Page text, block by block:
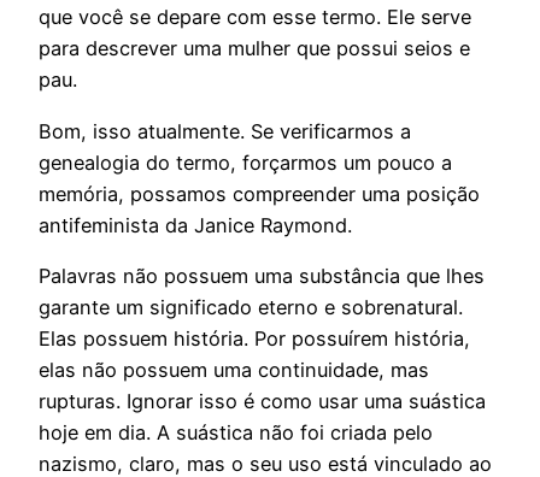
que você se depare com esse termo. Ele serve
para descrever uma mulher que possui seios e
pau.
Bom, isso atualmente. Se verificarmos a
genealogia do termo, forçarmos um pouco a
memória, possamos compreender uma posição
antifeminista da Janice Raymond.
Palavras não possuem uma substância que lhes
garante um significado eterno e sobrenatural.
Elas possuem história. Por possuírem história,
elas não possuem uma continuidade, mas
rupturas. Ignorar isso é como usar uma suástica
hoje em dia. A suástica não foi criada pelo
nazismo, claro, mas o seu uso está vinculado ao